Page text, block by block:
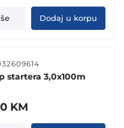
Dodaj u korpu
startera 3,0x100m
KM